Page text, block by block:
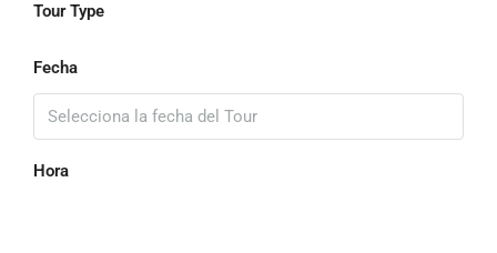
Tour Type
Fecha
Hora